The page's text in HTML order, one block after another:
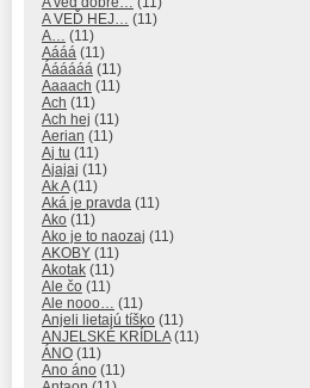
A VEĎ HEJ… (11)
A… (11)
Aááá (11)
Áááááá (11)
Aaaach (11)
Ach (11)
Ach hej (11)
Aerian (11)
Aj tu (11)
Ajajaj (11)
Ak A(11)
Aká je pravda (11)
Ako (11)
Ako je to naozaj (11)
AKOBY (11)
Akotak (11)
Ale čo (11)
Ale nooo… (11)
Anjeli lietajú tíško (11)
ANJELSKÉ KRÍDLA(11)
ÁNO (11)
Ano áno (11)